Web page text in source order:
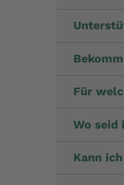
Für
Wo seid
Kann